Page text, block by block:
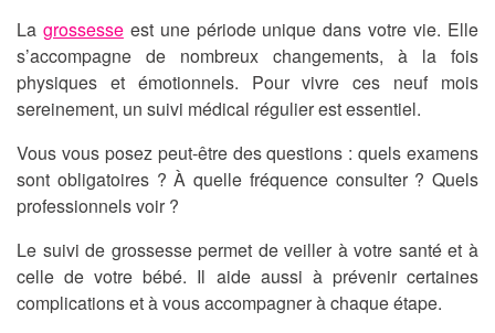
La grossesseest une période unique dans votre vie. Elle
s’accompagne de nombreux changements, à la fois
physiques et émotionnels. Pour vivre ces neuf mois
sereinement, un suivi médical régulier est essentiel.
Vous vous posez peut-être des questions : quels examens
sont obligatoires ? À quelle fréquence consulter ? Quels
professionnels voir ?
Le suivi de grossesse permet de veiller à votre santé et à
celle de votre bébé. Il aide aussi à prévenir certaines
complications et à vous accompagner à chaque étape.